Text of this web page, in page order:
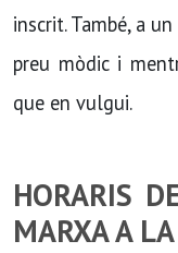
inscrit. També, a un
preu mòdic i
que en vulgui.
HORARIS
MARXA A